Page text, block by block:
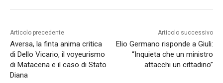
Articolo precedente
Aversa, la finta anima critica
di Dello Vicario, il voyeurismo
di Matacena e il caso di Stato
Diana
Articolo successivo
Elio Germano risponde a Giuli:
“Inquieta che un ministro
attacchi un cittadino”